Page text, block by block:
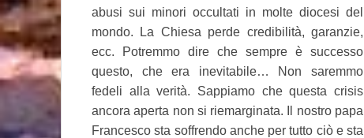
abusi sui minori occultati in molte diocesi del
mondo. La Chiesa perde credibilità, garanzie,
ecc. Potremmo dire che sempre è successo
questo, che era inevitabile… Non saremmo
fedeli alla verità. Sappiamo che questa crisis
ancora aperta non si riemarginata. Il nostro papa
Francesco sta soffrendo anche per tutto ciò e sta